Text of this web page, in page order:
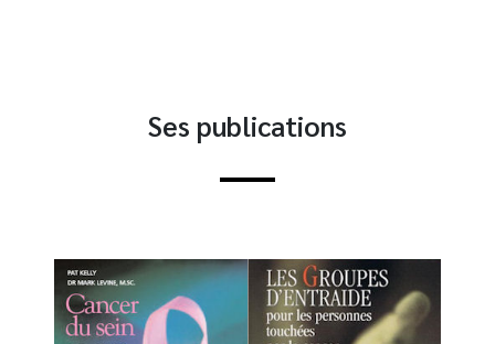
Ses publications